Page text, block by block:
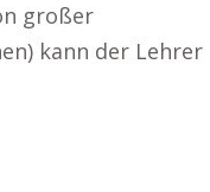
großer
kann der Lehrer